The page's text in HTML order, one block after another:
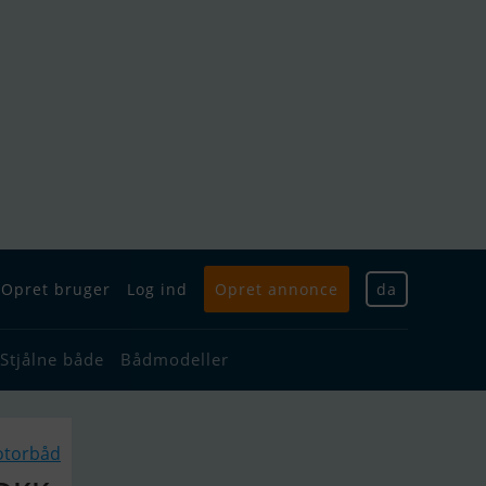
Opret bruger Log ind Opret annonce da
Stjålne både Bådmodeller